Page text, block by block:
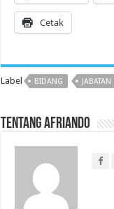
Cetak
Label BIDANG JABATAN
Tentang Afriando